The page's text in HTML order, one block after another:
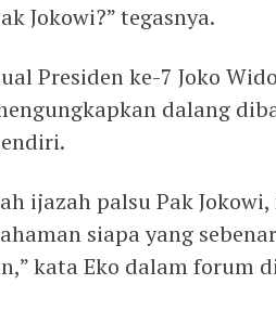
Jokowi?” tegasnya.
Presiden ke-7 Joko
dalang
ijazah palsu Pak Jokowi,
siapa yang
kata Eko dalam forum